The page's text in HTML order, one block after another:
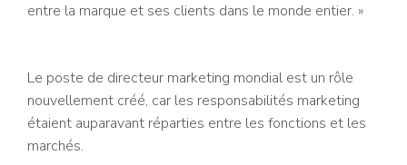
entre la marque et ses clients dans le monde entier. »
Le poste de directeur marketing mondial est un rôle
nouvellement créé, car les responsabilités marketing
étaient auparavant réparties entre les fonctions et les
marchés.